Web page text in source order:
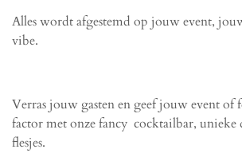
Alles wordt afgestemd op jouw event,
vibe.
Verras jouw gasten en geef jouw event of
factor met onze fancy cocktailbar,
flesjes.